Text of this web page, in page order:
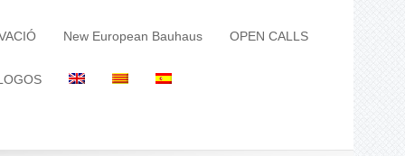
New European Bauhaus OPEN CALLS